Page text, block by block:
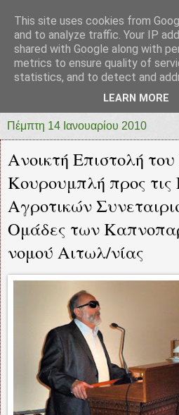
prototypia
"ΠΡΩΤΟΤΥΠΙΑ" *
Πέμπτη 14 Ιανουαρίου 2010
Ανοικτή Επιστολή
Κουρουμπλή προς τις
Αγροτικών
Ομάδες των
νομού Αιτωλ/νίας
This site uses cookies from
and to analyze traffic. Your IP
shared with Google along with
metrics to ensure quality of
statistics, and to detect and
LEARN MORE